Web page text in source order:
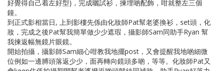
好覺得自己着左好型)，完成曬試衫，揀埋啲配飾，咁就整左三個
鐘。
到正式影相當日, 上到影樓先係由化妝師Pat幫老婆換衫，set頭，化
妝，完成之後Pat幫我簡單做少少遮瑕，攝影師Sam同助手Ryan 幫
我揀返幅無鏡片眼鏡。
開始拍攝，攝影師Sam細心咁教我地擺post，又會提醒我地啲細微
位例如一邊膊頭落返少少，面再轉向鏡頭多啲，等等。化妝師Pat又